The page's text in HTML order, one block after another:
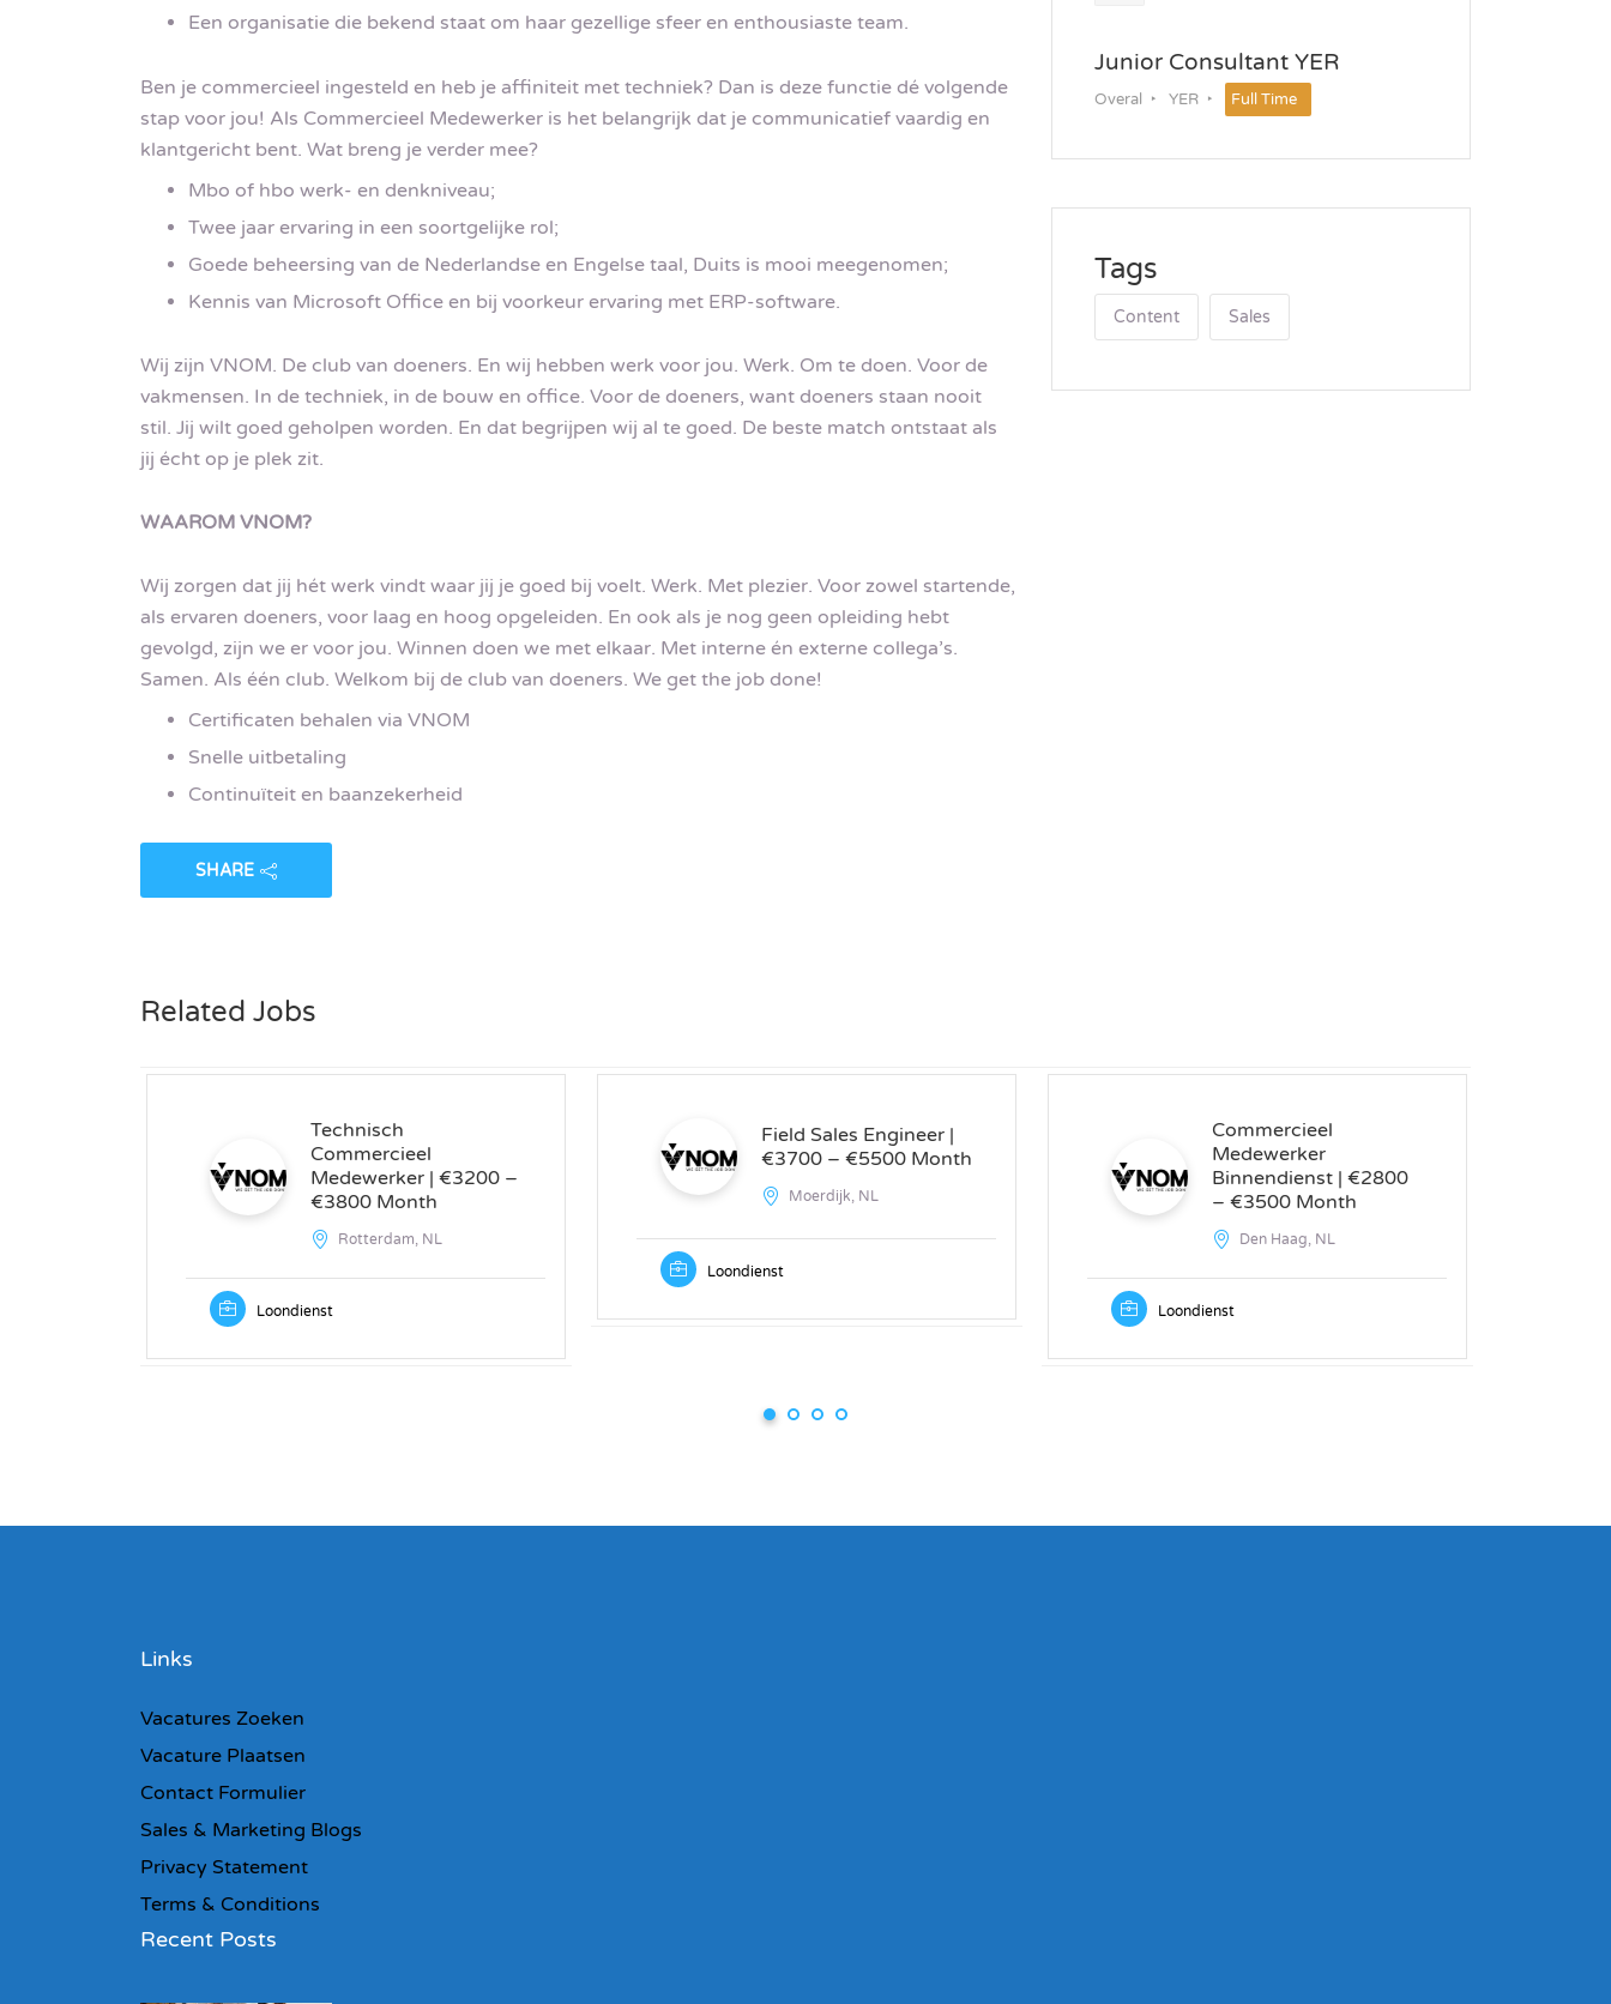
Een organisatie die bekend staat om haar gezellige sfeer en enthousiaste team.
Ben je commercieel ingesteld en heb je affiniteit met techniek? Dan is deze functie dé volgende
stap voor jou! Als Commercieel Medewerker is het belangrijk dat je communicatief vaardig en
klantgericht bent. Wat breng je verder mee?
Mbo of hbo werk- en denkniveau;
Twee jaar ervaring in een soortgelijke rol;
Goede beheersing van de Nederlandse en Engelse taal, Duits is mooi meegenomen;
Kennis van Microsoft Office en bij voorkeur ervaring met ERP-software.
Wij zijn VNOM. De club van doeners. En wij hebben werk voor jou. Werk. Om te doen. Voor de
vakmensen. In de techniek, in de bouw en office. Voor de doeners, want doeners staan nooit
stil. Jij wilt goed geholpen worden. En dat begrijpen wij al te goed. De beste match ontstaat als
jij écht op je plek zit.
WAAROM VNOM?
Wij zorgen dat jij hét werk vindt waar jij je goed bij voelt. Werk. Met plezier. Voor zowel startende,
als ervaren doeners, voor laag en hoog opgeleiden. En ook als je nog geen opleiding hebt
gevolgd, zijn we er voor jou. Winnen doen we met elkaar. Met interne én externe collega’s.
Samen. Als één club. Welkom bij de club van doeners. We get the job done!
Certificaten behalen via VNOM
Snelle uitbetaling
Continuïteit en baanzekerheid
SHARE
Junior Consultant YER
Overal YER Full Time
Tags
Content Sales
Related Jobs
Technisch
Commercieel
Medewerker | €3200 –
€3800 Month
Rotterdam, NL
Loondienst
Field Sales Engineer |
€3700 – €5500 Month
Moerdijk, NL
Loondienst
Commercieel
Medewerker
Binnendienst | €2800
– €3500 Month
Den Haag, NL
Loondienst
Links
Vacatures Zoeken
Vacature Plaatsen
Contact Formulier
Sales & Marketing Blogs
Privacy Statement
Terms & Conditions
Recent Posts